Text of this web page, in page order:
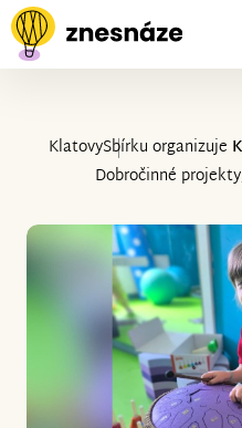
KlatovySbírku organizuje
Dobročinné